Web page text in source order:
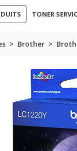
TONER
Brother